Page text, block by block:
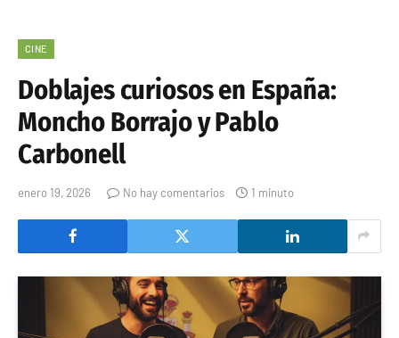
CINE
Doblajes curiosos en España:
Moncho Borrajo y Pablo
Carbonell
enero 19, 2026 No hay comentarios 1 minuto